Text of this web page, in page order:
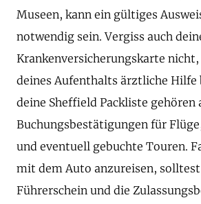
Museen, kann ein gültiges
notwendig sein. Vergiss auch
Krankenversicherungskarte
deines Aufenthalts ärztliche Hilfe
deine Sheffield Packliste gehören
Buchungsbestätigungen für
und eventuell gebuchte Touren.
mit dem Auto anzureisen,
Führerschein und die